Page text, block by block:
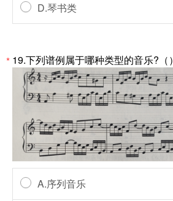
D.琴书类
* 19.下列谱例属于哪种类型的音乐?（）
A.序列音乐